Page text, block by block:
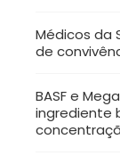
Médicos da
de
BASF e
ingrediente